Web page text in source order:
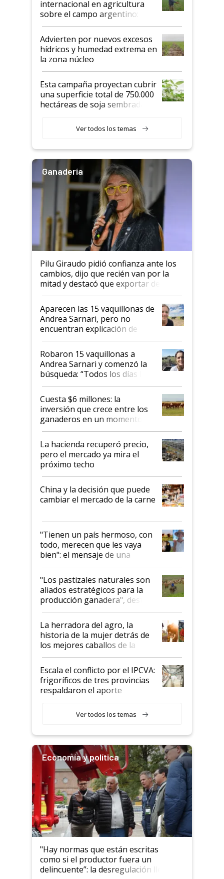
internacional en agricultura
sobre el campo argentino:
"Estoy muy impresionado"
Advierten por nuevos excesos
hídricos y humedad extrema en
la zona núcleo
Esta campaña proyectan cubrir
una superficie total de 750.000
hectáreas de soja sembradas
variedades que marcan un
salto tecnológico en genética y
Ver todos los temas
Ganadería
Pilu Giraudo pidió confianza ante los
cambios, dijo que recién van por la
mitad y destacó que exportar dejó de
ser "para unos pocos": "Tenemos un
mandato muy claro del gobierno
nacional"
Aparecen las 15 vaquillonas de
Andrea Sarnari, pero no
encuentran explicación de
cómo llegaron allí
Robaron 15 vaquillonas a
Andrea Sarnari y comenzó la
búsqueda: “Todos los días le
toca a algún productor”
Cuesta $6 millones: la
inversión que crece entre los
ganaderos en un momento
histórico para la actividad
La hacienda recuperó precio,
pero el mercado ya mira el
próximo techo
China y la decisión que puede
cambiar el mercado de la carne
"Tienen un país hermoso, con
todo, merecen que les vaya
bien": el mensaje de una
ganadera uruguaya sobre las
oportunidades que se abren
para el agro en Argentina, con
foco en la carne
"Los pastizales naturales son
aliados estratégicos para la
producción ganadera", destaca
la iniciativa que ya reúne a 46
establecimientos en Argentina
La herradora del agro, la
historia de la mujer detrás de
los mejores caballos de la
Argentina y los mitos que
todavía hacen sufrir a estos
animales: "Mientras me
descalificaban, yo seguí
haciendo currículum"
Escala el conflicto por el IPCVA:
frigoríficos de tres provincias
respaldaron el aporte
Ver todos los temas
Economía y política
"Hay normas que están escritas
como si el productor fuera un
delincuente”: la desregulación llegó